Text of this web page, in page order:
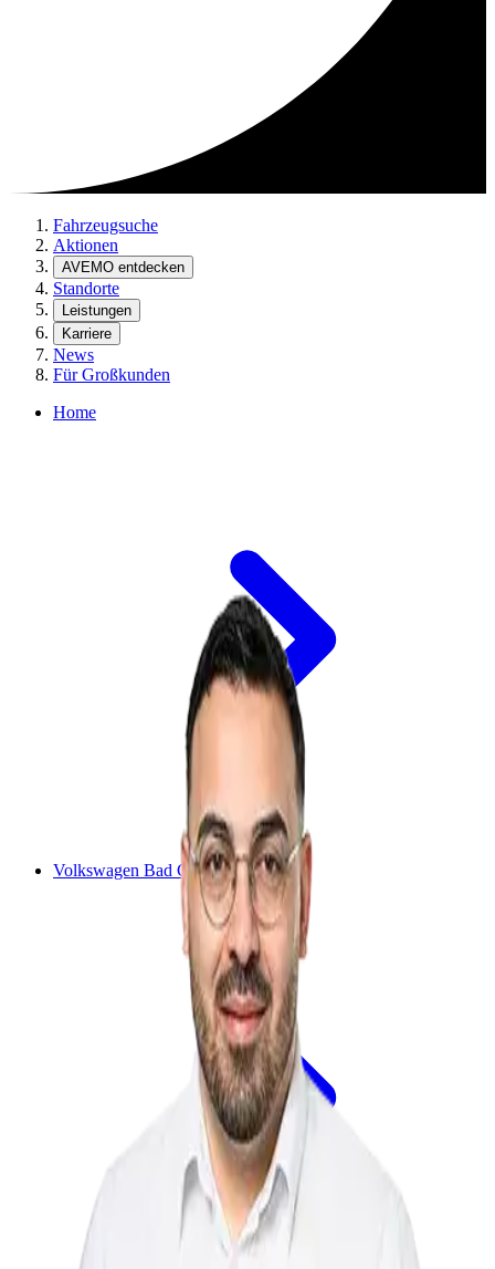
Fahrzeugsuche
Aktionen
AVEMO entdecken
Standorte
Leistungen
Karriere
News
Für Großkunden
Home
Volkswagen Bad Camberg